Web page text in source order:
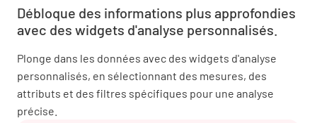
Débloque des informations plus approfondies
avec des widgets d'analyse personnalisés.
Plonge dans les données avec des widgets d'analyse
personnalisés, en sélectionnant des mesures, des
attributs et des filtres spécifiques pour une analyse
précise.